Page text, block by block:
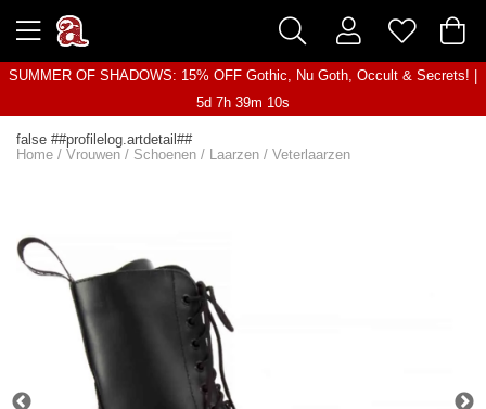
SUMMER OF SHADOWS: 15% OFF Gothic, Nu Goth, Occult & Secrets! |
5d 7h 39m 10s
false ##profilelog.artdetail##
Home / Vrouwen / Schoenen / Laarzen / Veterlaarzen